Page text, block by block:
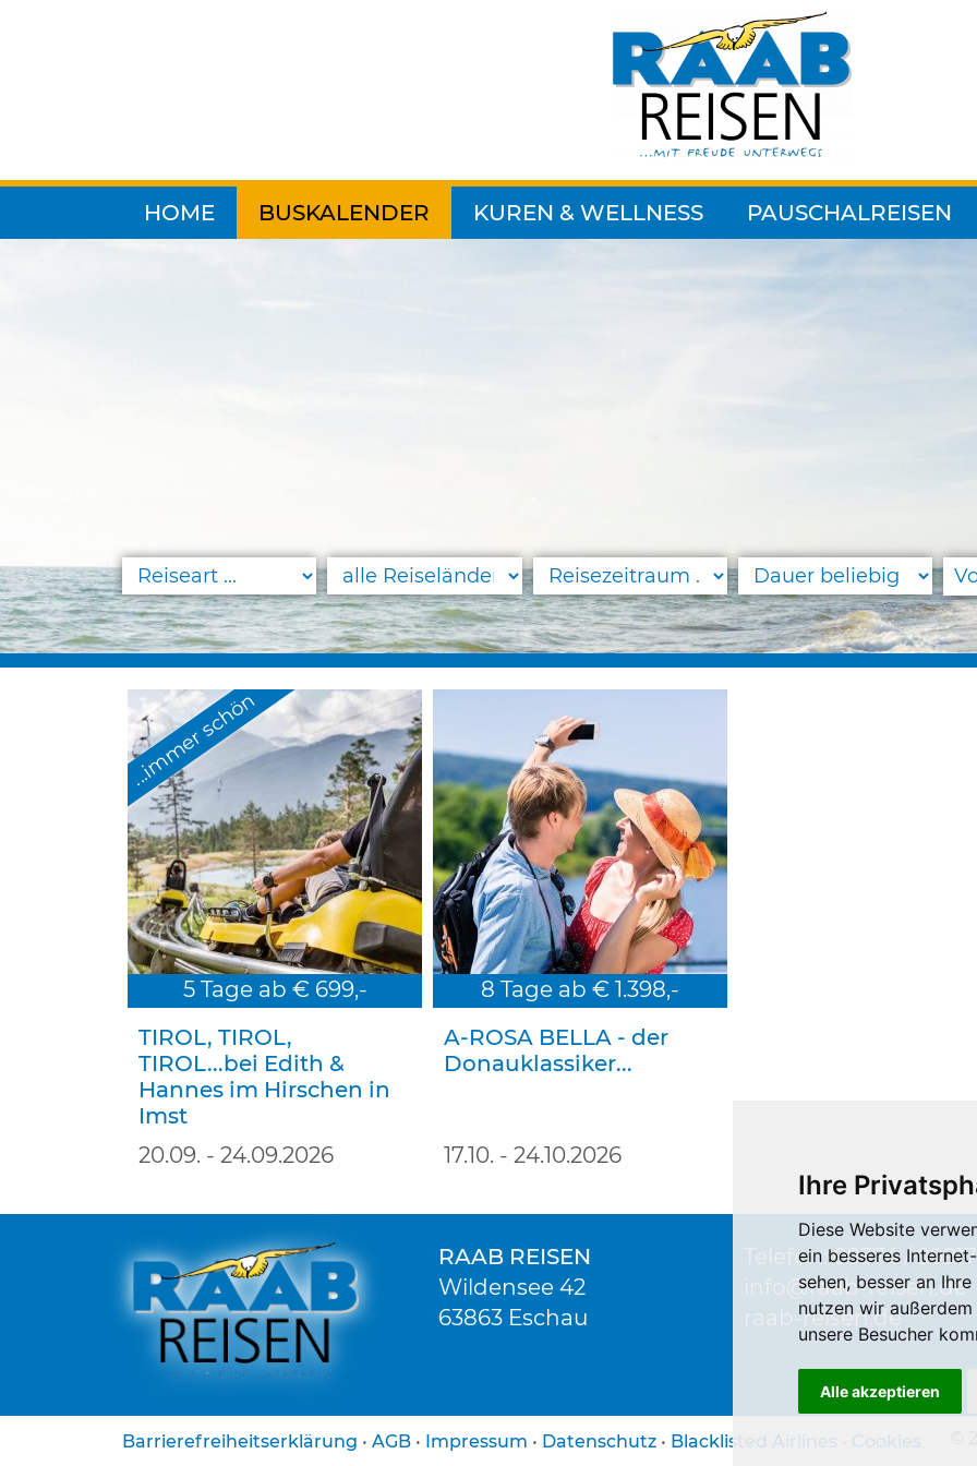
Ihre
Diese Website
ein besseres
sehen, besser an
nutzen wir
unsere Besucher
Alle akzeptieren
HOME BUSKALENDER KUREN & WELLNESS PAUSCHALREISEN
Pause
...immer schön
5 Tage ab € 699,-
TIROL, TIROL,
TIROL...bei Edith &
Hannes im Hirschen in
Imst
20.09. - 24.09.2026
8 Tage ab € 1.398,-
A-ROSA BELLA - der
Donauklassiker...
17.10. - 24.10.2026
RAAB REISEN
Wildensee 42
63863 Eschau
Telefon: 09374 / 99917
info
raab-reisen.de
raab-reisen.de
Barrierefreiheitserklärung • AGB • Impressum • Datenschutz • Blacklisted Airlines Cookies